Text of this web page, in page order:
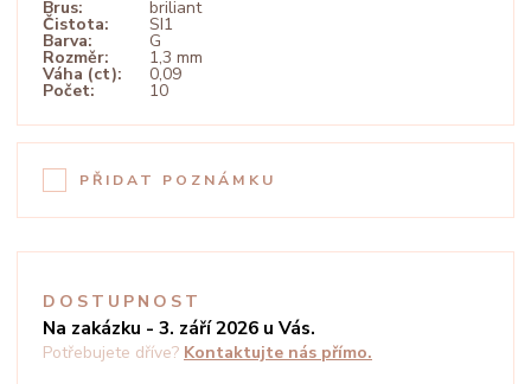
Brus: briliant
Čistota: SI1
Barva: G
Rozměr: 1,3 mm
Váha (ct): 0,09
Počet: 10
PŘIDAT POZNÁMKU
DOSTUPNOST
Na zakázku - 3. září 2026 u Vás.
Potřebujete dříve? Kontaktujte nás přímo.